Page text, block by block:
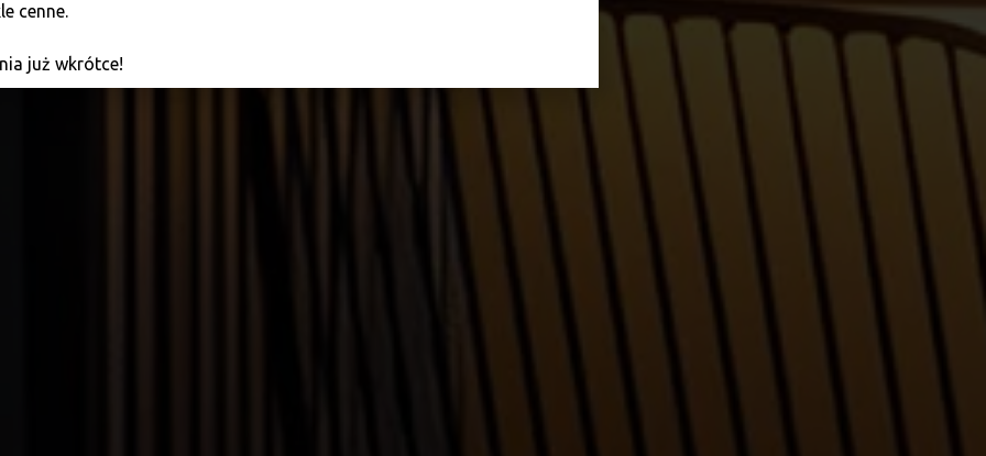
cenne.
już wkrótce!